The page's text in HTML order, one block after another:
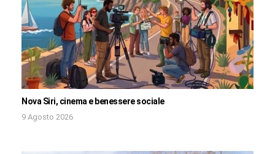
Nova Siri, cinema e benessere sociale
9 Agosto 2026